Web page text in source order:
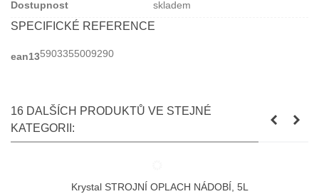
Dostupnost skladem
SPECIFICKÉ REFERENCE
ean135903355009290
16 DALŠÍCH PRODUKTŮ VE STEJNÉ
KATEGORII:
Krystal STROJNÍ OPLACH NÁDOBÍ, 5L